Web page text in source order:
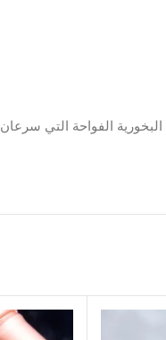
البخورية الفواحة التي سرعان